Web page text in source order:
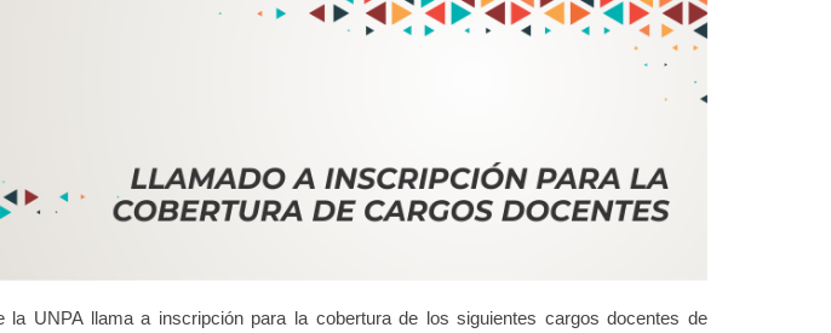
la UNPA llama a inscripción para la cobertura de los siguientes cargos docentes de